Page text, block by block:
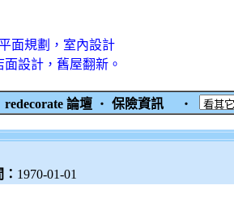
面規劃，室內設計
設計，舊屋翻新。
redecorate 論壇 ‧ 保險資訊 ‧
1970-01-01